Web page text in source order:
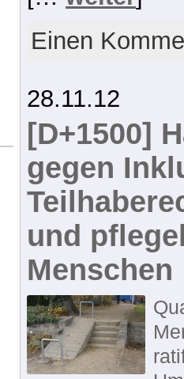
Einen
28.11.12
[D+1500]
gegen
und
Menschen